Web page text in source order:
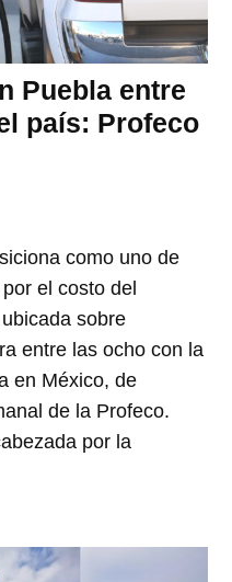
Puebla entre
país: Profeco
como uno de
el costo del
sobre
entre las ocho con la
en México, de
de la Profeco.
por la